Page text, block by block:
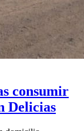
consumir
Delicias